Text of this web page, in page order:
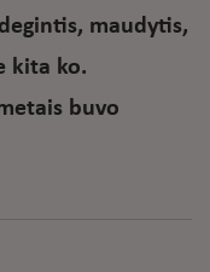
maudytis,
kita ko.
buvo